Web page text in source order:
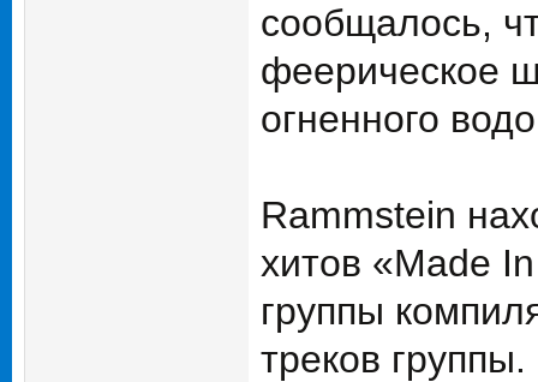
сообщалось,
феерическое
огненного
Rammstein
хитов «Made
группы
треков